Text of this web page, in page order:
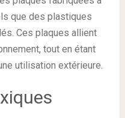
que des plastiques
Ces plaques allient
tout en étant
utilisation extérieure.